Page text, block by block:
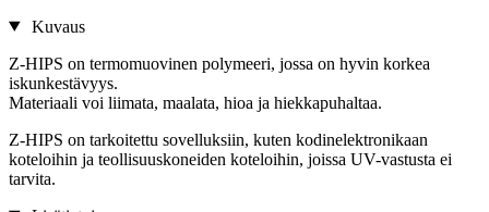
Kuvaus
Z-HIPS on termomuovinen polymeeri, jossa on hyvin korkea
iskunkestävyys.
Materiaali voi liimata, maalata, hioa ja hiekkapuhaltaa.
Z-HIPS on tarkoitettu sovelluksiin, kuten kodinelektronikaan
koteloihin ja teollisuuskoneiden koteloihin, joissa UV-vastusta ei
tarvita.